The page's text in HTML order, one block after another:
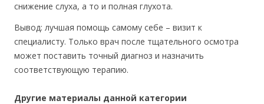
снижение слуха, а то и полная глухота.
Вывод: лучшая помощь самому себе – визит к
специалисту. Только врач после тщательного осмотра
может поставить точный диагноз и назначить
соответствующую терапию.
Другие материалы данной категории